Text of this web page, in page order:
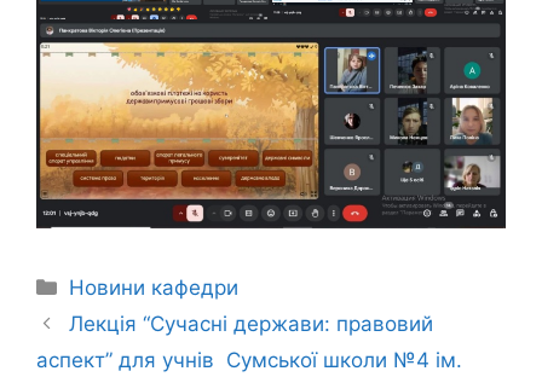
Новини кафедри
Лекція “Сучасні держави: правовий
аспект” для учнів Сумської школи №4 ім.